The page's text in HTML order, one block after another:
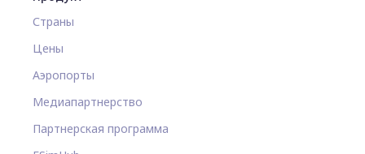
Страны
Цены
Аэропорты
Медиапартнерство
Партнерская программа